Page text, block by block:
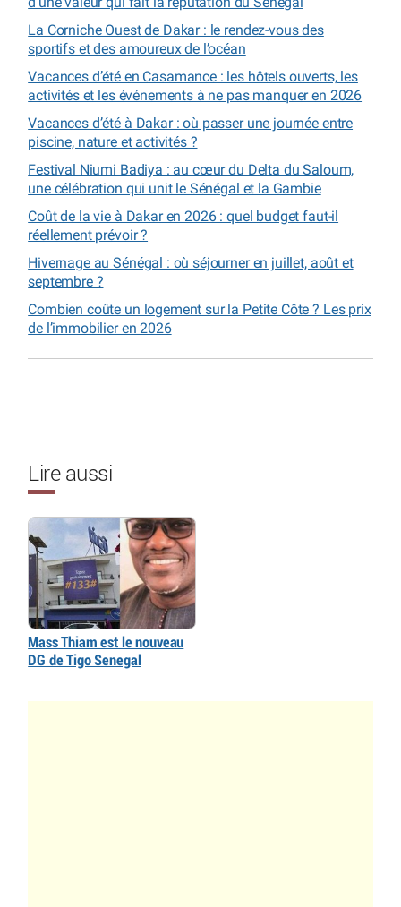
La Corniche Ouest de Dakar : le rendez-vous des
sportifs et des amoureux de l’océan
Vacances d’été en Casamance : les hôtels ouverts, les
activités et les événements à ne pas manquer en 2026
Vacances d’été à Dakar : où passer une journée entre
piscine, nature et activités ?
Festival Niumi Badiya : au cœur du Delta du Saloum,
une célébration qui unit le Sénégal et la Gambie
Coût de la vie à Dakar en 2026 : quel budget faut-il
réellement prévoir ?
Hivernage au Sénégal : où séjourner en juillet, août et
septembre ?
Combien coûte un logement sur la Petite Côte ? Les prix
de l’immobilier en 2026
Lire aussi
Mass Thiam est le nouveau
DG de Tigo Senegal